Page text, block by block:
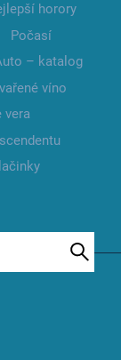
horory
Počasí
– katalog
víno
vera